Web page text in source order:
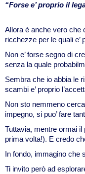
“Forse e’ proprio il
Allora è anche vero che
ricchezze per le quali
Non e’ forse segno di
senza la quale
Sembra che io abbia le
scambi e’ proprio
Non sto nemmeno
impegno, si puo’ fare
Tuttavia, mentre ormai il
prima volta!). E credo
In fondo, immagino che
Ti invito però ad